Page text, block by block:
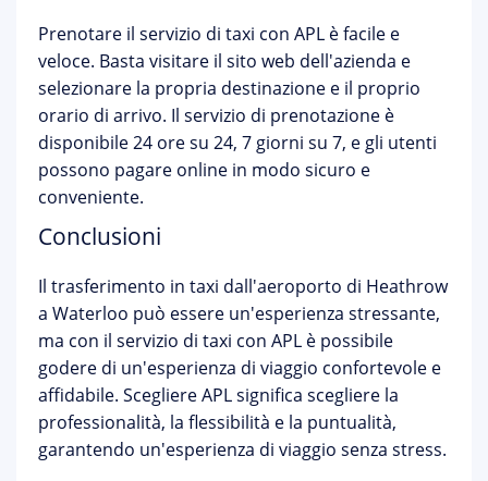
Prenotare il servizio di taxi con APL è facile e
veloce. Basta visitare il sito web dell'azienda e
selezionare la propria destinazione e il proprio
orario di arrivo. Il servizio di prenotazione è
disponibile 24 ore su 24, 7 giorni su 7, e gli utenti
possono pagare online in modo sicuro e
conveniente.
Conclusioni
Il trasferimento in taxi dall'aeroporto di Heathrow
a Waterloo può essere un'esperienza stressante,
ma con il servizio di taxi con APL è possibile
godere di un'esperienza di viaggio confortevole e
affidabile. Scegliere APL significa scegliere la
professionalità, la flessibilità e la puntualità,
garantendo un'esperienza di viaggio senza stress.